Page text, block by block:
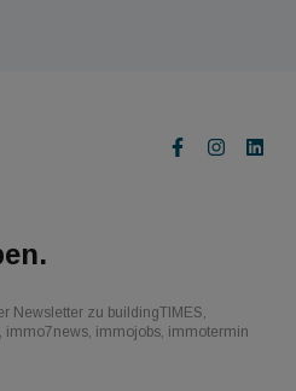
Newsletter zu buildingTIMES,
immojobs, immotermin